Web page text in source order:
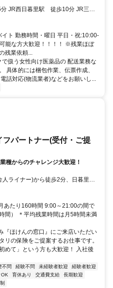
ト 勤務時間・曜日 平日・祝:10:00-
な方大歓迎！！！！ ※残業ほぼ
残業依頼...
扱う女性向け医薬品の 配送業務な
具体的には梱包作業、伝票作成、
話対応(物流業者)などをお願いし...
パートナー(受付・ご提
からのチャレンジ大歓迎！
ライナー)から徒歩2分、日暮里駅
あたり160時間 9:00～21:00の間で
間） ＊平均残業時間は月5時間未満
『ほけんの窓口』にご来店いただい
リの保険をご提案するお仕事です。
めて」という方も大歓迎！ 入社後
不問 経験不問 未経験者歓迎
経験者歓迎
OK 育休あり 交通費支給
長期歓迎